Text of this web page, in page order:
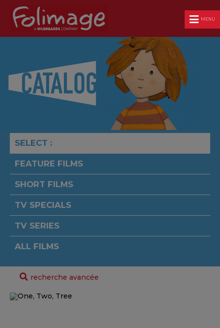
MENU
SELECT :
FEATURE FILMS
SHORT FILMS
TV SPECIALS
TV SERIES
ALL FILMS
recherche avancée